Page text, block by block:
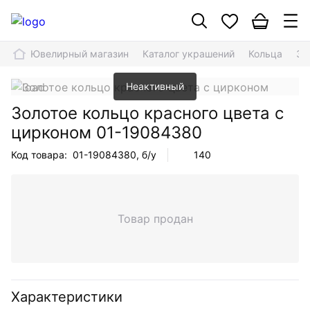
Ювелирный магазин Каталог украшений Кольца
Неактивный
Золотое кольцо красного цвета с
цирконом 01-19084380
Код товара: 01-19084380, б/у 140
Товар продан
Характеристики